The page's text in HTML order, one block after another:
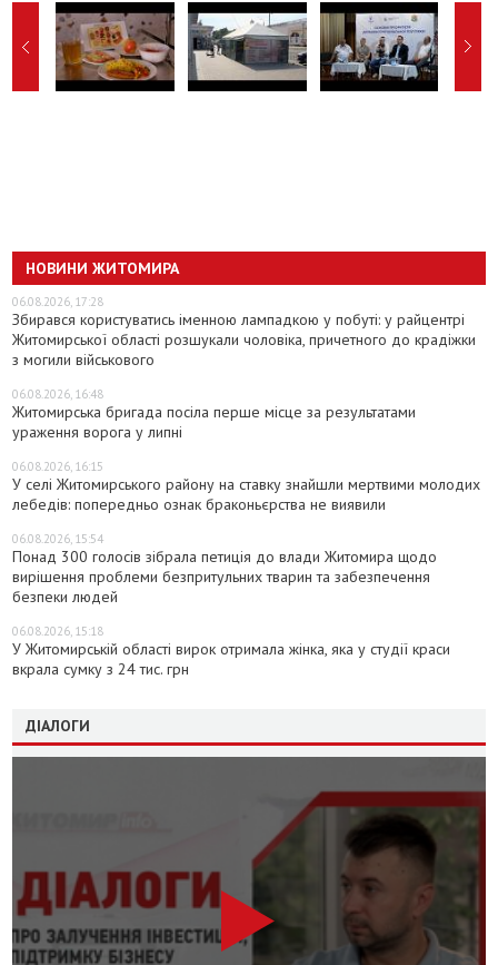
НОВИНИ ЖИТОМИРА
06.08.2026, 17:28
Збирався користуватись іменною лампадкою у побуті: у райцентрі
Житомирської області розшукали чоловіка, причетного до крадіжки
з могили військового
06.08.2026, 16:48
Житомирська бригада посіла перше місце за результатами
ураження ворога у липні
06.08.2026, 16:15
У селі Житомирського району на ставку знайшли мертвими молодих
лебедів: попередньо ознак браконьєрства не виявили
06.08.2026, 15:54
Понад 300 голосів зібрала петиція до влади Житомира щодо
вирішення проблеми безпритульних тварин та забезпечення
безпеки людей
06.08.2026, 15:18
У Житомирській області вирок отримала жінка, яка у студії краси
вкрала сумку з 24 тис. грн
ДІАЛОГИ